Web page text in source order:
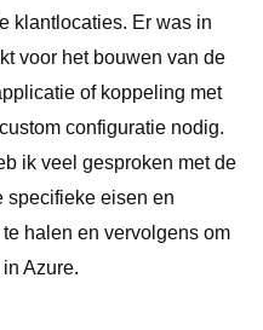
klantlocaties. Er was in
voor het bouwen van de
of koppeling met
configuratie nodig.
ik veel gesproken met de
specifieke eisen en
halen en vervolgens om
Azure.